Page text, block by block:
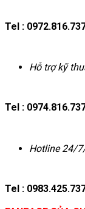
Tel :
Hỗ trợ kỹ
Tel :
Hotline 24/
Tel :